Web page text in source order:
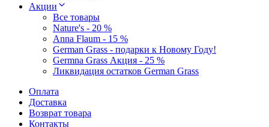
Акции
Все товары
Nature's - 20 %
Anna Flaum - 15 %
German Grass - подарки к Новому Году!
Germna Grass Акция - 25 %
Ликвидация остатков German Grass
Оплата
Доставка
Возврат товара
Контакты